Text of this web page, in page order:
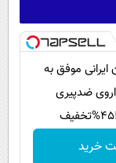
ایرانی موفق به
ضدپیری
خرید